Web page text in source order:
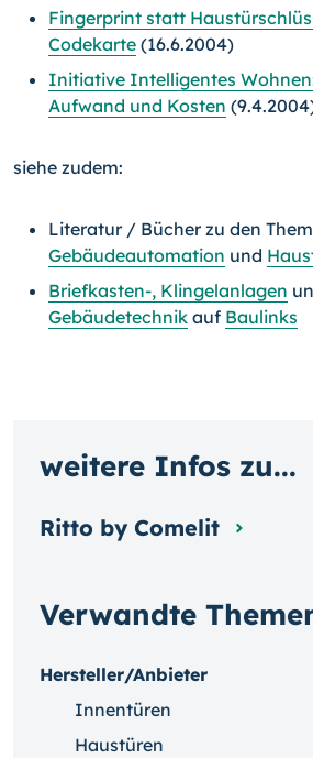
Fingerprint statt
Codekarte (16.6.2004)
Initiative Intelligentes
Aufwand und Kosten
siehe zudem:
Literatur / Bücher zu den
Gebäudeautomation und
Briefkasten-, Klingelanlagen
Gebäudetechnik auf Baulinks
Verwandte
Hersteller/Anbieter
Innentüren
Haustüren
weitere Infos zu...
Ritto by Comelit